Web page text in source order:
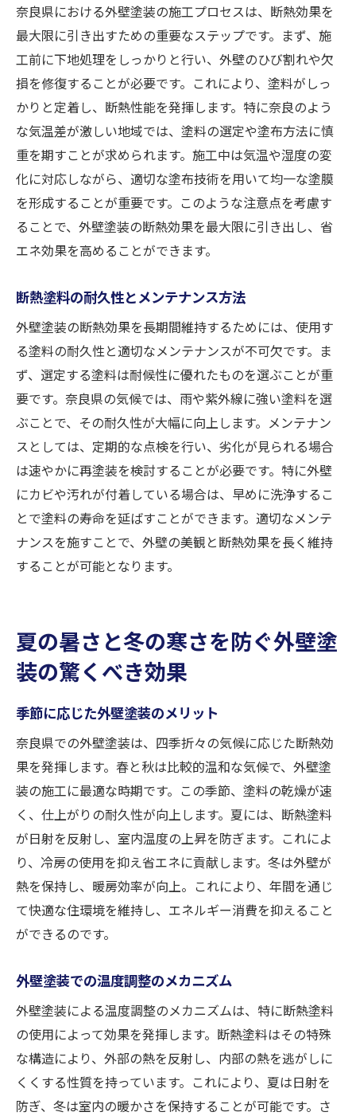
奈良県における外壁塗装の施工プロセスは、断熱効果を
最大限に引き出すための重要なステップです。まず、施
工前に下地処理をしっかりと行い、外壁のひび割れや欠
損を修復することが必要です。これにより、塗料がしっ
かりと定着し、断熱性能を発揮します。特に奈良のよう
な気温差が激しい地域では、塗料の選定や塗布方法に慎
重を期すことが求められます。施工中は気温や湿度の変
化に対応しながら、適切な塗布技術を用いて均一な塗膜
を形成することが重要です。このような注意点を考慮す
ることで、外壁塗装の断熱効果を最大限に引き出し、省
エネ効果を高めることができます。
断熱塗料の耐久性とメンテナンス方法
外壁塗装の断熱効果を長期間維持するためには、使用す
る塗料の耐久性と適切なメンテナンスが不可欠です。ま
ず、選定する塗料は耐候性に優れたものを選ぶことが重
要です。奈良県の気候では、雨や紫外線に強い塗料を選
ぶことで、その耐久性が大幅に向上します。メンテナン
スとしては、定期的な点検を行い、劣化が見られる場合
は速やかに再塗装を検討することが必要です。特に外壁
にカビや汚れが付着している場合は、早めに洗浄するこ
とで塗料の寿命を延ばすことができます。適切なメンテ
ナンスを施すことで、外壁の美観と断熱効果を長く維持
することが可能となります。
夏の暑さと冬の寒さを防ぐ外壁塗
装の驚くべき効果
季節に応じた外壁塗装のメリット
奈良県での外壁塗装は、四季折々の気候に応じた断熱効
果を発揮します。春と秋は比較的温和な気候で、外壁塗
装の施工に最適な時期です。この季節、塗料の乾燥が速
く、仕上がりの耐久性が向上します。夏には、断熱塗料
が日射を反射し、室内温度の上昇を防ぎます。これによ
り、冷房の使用を抑え省エネに貢献します。冬は外壁が
熱を保持し、暖房効率が向上。これにより、年間を通じ
て快適な住環境を維持し、エネルギー消費を抑えること
ができるのです。
外壁塗装での温度調整のメカニズム
外壁塗装による温度調整のメカニズムは、特に断熱塗料
の使用によって効果を発揮します。断熱塗料はその特殊
な構造により、外部の熱を反射し、内部の熱を逃がしに
くくする性質を持っています。これにより、夏は日射を
防ぎ、冬は室内の暖かさを保持することが可能です。さ